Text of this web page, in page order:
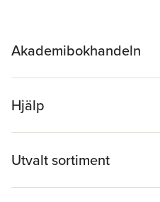
Akademibokhandeln
Hjälp
Utvalt sortiment